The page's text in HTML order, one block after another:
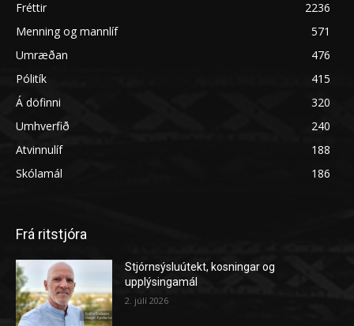
Fréttir
2236
Menning og mannlíf
571
Umræðan
476
Pólitík
415
Á döfinni
320
Umhverfið
240
Atvinnulíf
188
Skólamál
186
Frá ritstjóra
Stjórnsýsluútekt, kosningar og
upplýsingamál
2. júlí 2026